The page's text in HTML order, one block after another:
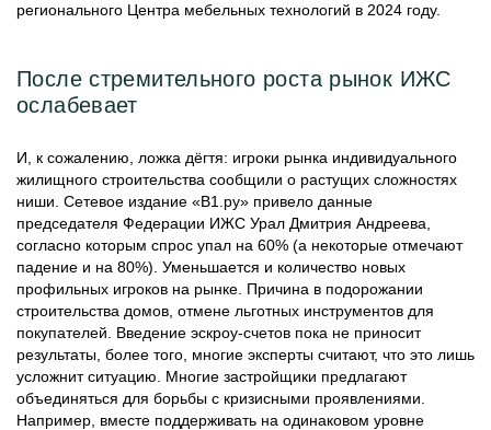
регионального Центра мебельных технологий в 2024 году.
После стремительного роста рынок ИЖС
ослабевает
И, к сожалению, ложка дёгтя: игроки рынка индивидуального
жилищного строительства сообщили о растущих сложностях
ниши. Сетевое издание «В1.ру» привело данные
председателя Федерации ИЖС Урал Дмитрия Андреева,
согласно которым спрос упал на 60% (а некоторые отмечают
падение и на 80%). Уменьшается и количество новых
профильных игроков на рынке. Причина в подорожании
строительства домов, отмене льготных инструментов для
покупателей. Введение эскроу-счетов пока не приносит
результаты, более того, многие эксперты считают, что это лишь
усложнит ситуацию. Многие застройщики предлагают
объединяться для борьбы с кризисными проявлениями.
Например, вместе поддерживать на одинаковом уровне